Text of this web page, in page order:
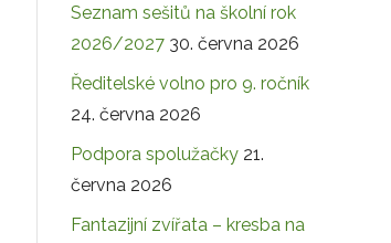
Seznam sešitů na školní rok
2026/2027 30. června 2026
Ředitelské volno pro 9. ročník
24. června 2026
Podpora spolužačky 21.
června 2026
Fantazijní zvířata – kresba na